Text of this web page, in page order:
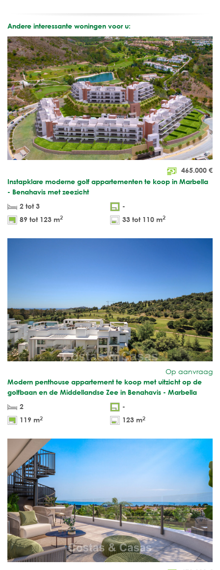
Andere interessante woningen voor u:
465.000 €
Instapklare moderne golf appartementen te koop in Marbella
- Benahavis met zeezicht
2 tot 3
-
89 tot 123 m2 33 tot 110 m2
Op aanvraag
Modern penthouse appartement te koop met uitzicht op de
golfbaan en de Middellandse Zee in Benahavis - Marbella
2
-
119 m2 123 m2